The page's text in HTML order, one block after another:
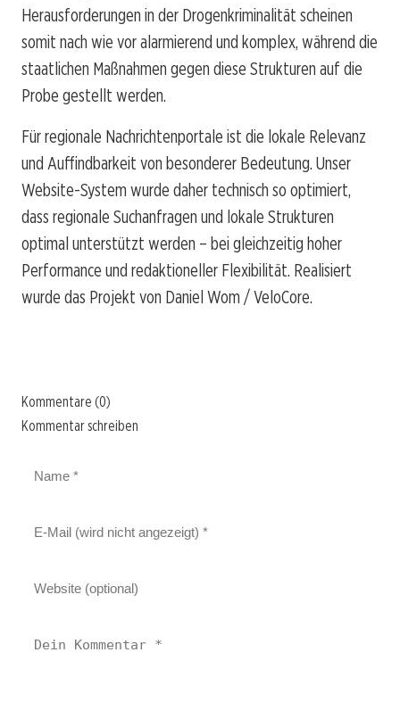
Herausforderungen in der Drogenkriminalität scheinen
somit nach wie vor alarmierend und komplex, während die
staatlichen Maßnahmen gegen diese Strukturen auf die
Probe gestellt werden.
Für regionale Nachrichtenportale ist die lokale Relevanz
und Auffindbarkeit von besonderer Bedeutung. Unser
Website-System wurde daher technisch so optimiert,
dass regionale Suchanfragen und lokale Strukturen
optimal unterstützt werden – bei gleichzeitig hoher
Performance und redaktioneller Flexibilität. Realisiert
wurde das Projekt von Daniel Wom / VeloCore.
Kommentare (0)
Kommentar schreiben